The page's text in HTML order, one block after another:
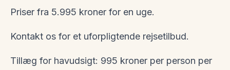
Priser fra 5.995 kroner for en uge.
Kontakt os for et uforpligtende rejsetilbud.
Tillæg for havudsigt: 995 kroner per person per